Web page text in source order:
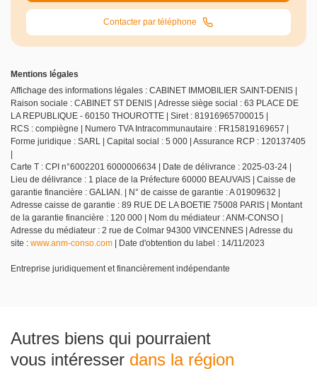
Contacter par téléphone
Mentions légales
Affichage des informations légales : CABINET IMMOBILIER SAINT-DENIS |
Raison sociale : CABINET ST DENIS | Adresse siège social : 63 PLACE DE
LA REPUBLIQUE - 60150 THOUROTTE | Siret : 81916965700015 |
RCS : compiègne | Numero TVA Intracommunautaire : FR15819169657 |
Forme juridique : SARL | Capital social : 5 000 | Assurance RCP : 120137405
Carte T : CPI n°6002201 6000006634 | Date de délivrance : 2025-03-24 |
Lieu de délivrance : 1 place de la Préfecture 60000 BEAUVAIS | Caisse de
garantie financière : GALIAN. | N° de caisse de garantie : A 01909632 |
Adresse caisse de garantie : 89 RUE DE LA BOETIE 75008 PARIS | Montant
de la garantie financière : 120 000 | Nom du médiateur : ANM-CONSO |
Adresse du médiateur : 2 rue de Colmar 94300 VINCENNES | Adresse du
site : www.anm-conso.com | Date d'obtention du label : 14/11/2023
Entreprise juridiquement et financièrement indépendante
Autres biens qui pourraient
vous intéresser dans la région